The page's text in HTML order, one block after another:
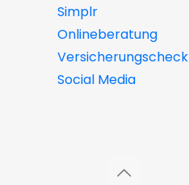
Simplr
Onlineberatung
Versicherungscheck
Social Media